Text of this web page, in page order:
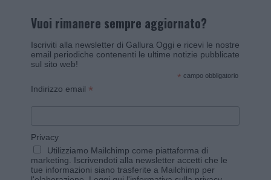
Vuoi rimanere sempre aggiornato?
Iscriviti alla newsletter di Gallura Oggi e ricevi le nostre
email periodiche contenenti le ultime notizie pubblicate
sul sito web!
* campo obbligatorio
Indirizzo email *
Privacy
Utilizziamo Mailchimp come piattaforma di
marketing. Iscrivendoti alla newsletter accetti che le
tue informazioni siano trasferite a Mailchimp per